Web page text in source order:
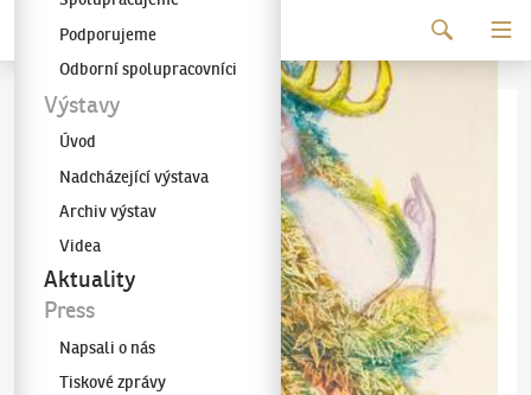
Galerie KODLPodporujeme
Odborní spolupracovníci
Výstavy
Úvod
Nadcházející výstava
Archiv výstav
Videa
Aktuality
Press
Napsali o nás
Tiskové zprávy